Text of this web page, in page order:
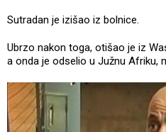
Sutradan je izišao iz bolnice.
Ubrzo nakon toga, otišao je iz
a onda je odselio u Južnu Afriku,